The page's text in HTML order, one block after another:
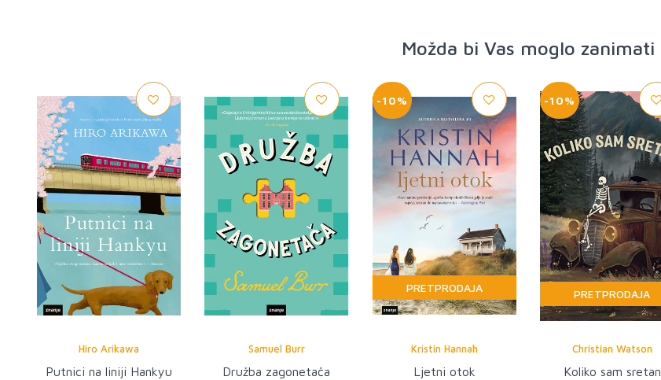
Možda bi Vas moglo zanimati
Hiro Arikawa
Putnici na liniji Hankyu
Samuel Burr
Družba zagonetača
-10%
PRETPRODAJA
Kristin Hannah
Ljetni otok
-10%
PRETPRODAJA
Christian Watson
Koliko sam sretan